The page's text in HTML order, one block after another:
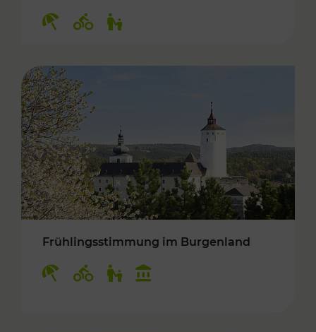
Frühlingsstimmung im Burgenland